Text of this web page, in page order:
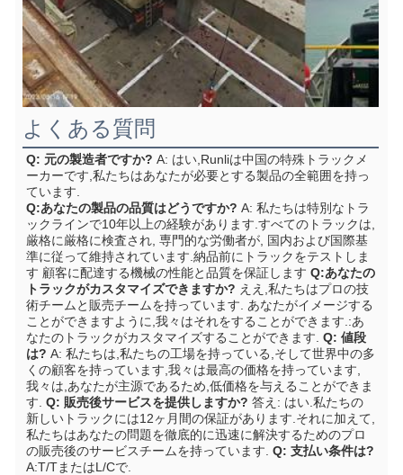
よくある質問
Q: 元の製造者ですか? A: はい,Runliは中国の特殊トラックメ
ーカーです,私たちはあなたが必要とする製品の全範囲を持っ
ています.
Q:あなたの製品の品質はどうですか? A: 私たちは特別なトラ
ックラインで10年以上の経験があります.すべてのトラックは,
厳格に厳格に検査され, 専門的な労働者が, 国内および国際基
準に従って維持されています.納品前にトラックをテストしま
す 顧客に配達する機械の性能と品質を保証します Q:あなたの
トラックがカスタマイズできますか? ええ,私たちはプロの技
術チームと販売チームを持っています. あなたがイメージする
ことができますように,我々はそれをすることができます.:あ
なたのトラックがカスタマイズすることができます. Q: 値段
は? A: 私たちは,私たちの工場を持っている,そして世界中の多
くの顧客を持っています,我々は最高の価格を持っています,
我々は,あなたが主源であるため,低価格を与えることができま
す. Q: 販売後サービスを提供しますか? 答え: はい.私たちの
新しいトラックには12ヶ月間の保証があります.それに加えて,
私たちはあなたの問題を徹底的に迅速に解決するためのプロ
の販売後のサービスチームを持っています. Q: 支払い条件は?
A:T/TまたはL/Cで.